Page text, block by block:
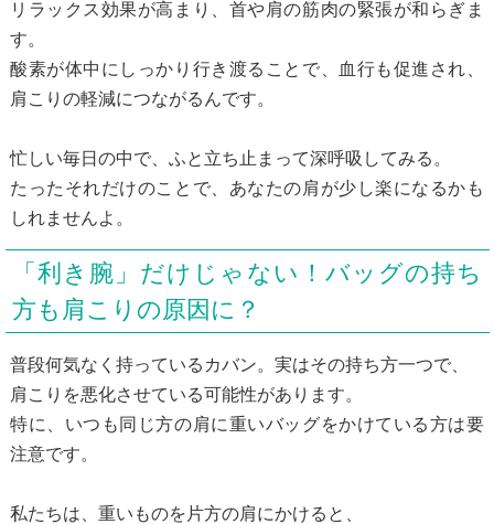
リラックス効果が高まり、首や肩の筋肉の緊張が和らぎま
す。
酸素が体中にしっかり行き渡ることで、血行も促進され、
肩こりの軽減につながるんです。
忙しい毎日の中で、ふと立ち止まって深呼吸してみる。
たったそれだけのことで、あなたの肩が少し楽になるかも
しれませんよ。
「利き腕」だけじゃない！バッグの持ち
方も肩こりの原因に？
普段何気なく持っているカバン。実はその持ち方一つで、
肩こりを悪化させている可能性があります。
特に、いつも同じ方の肩に重いバッグをかけている方は要
注意です。
私たちは、重いものを片方の肩にかけると、